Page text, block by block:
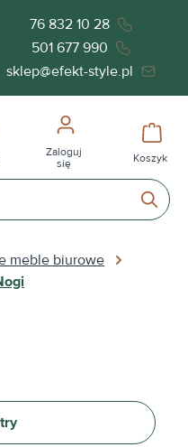
76 832 10 28
501 677 990
sklep@efekt-style.pl
0 przedmioty na liście
Zaloguj
się
Koszyk
meble biurowe